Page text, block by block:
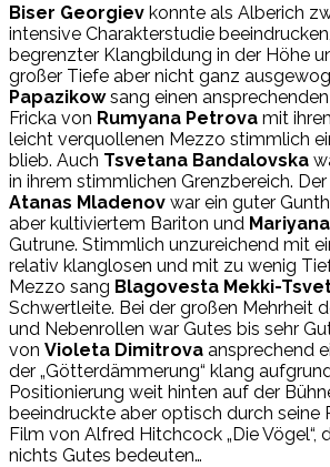
Biser Georgiev konnte als Alberich
intensive Charakterstudie
begrenzter Klangbildung in der Höhe
großer Tiefe aber nicht ganz
Papazikowsang einen
Fricka von Rumyana Petrova mit
leicht verquollenen Mezzo stimmlich
blieb. Auch Tsvetana Bandalovska
in ihrem stimmlichen Grenzbereich.
Atanas Mladenov war ein guter
aber kultiviertem Bariton und
Gutrune. Stimmlich unzureichend mit
relativ klanglosen und mit zu wenig
Mezzo sang Blagovesta Mekki-
Schwertleite. Bei der großen Mehrheit
und Nebenrollen war Gutes bis sehr
von Violeta Dimitrova ansprechend
der „Götterdämmerung“ klang
Positionierung weit hinten auf der
beeindruckte aber optisch durch seine
Film von Alfred Hitchcock „Die Vögel“,
nichts Gutes bedeuten…